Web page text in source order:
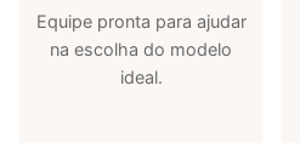
Equipe pronta para ajudar
na escolha do modelo
ideal.